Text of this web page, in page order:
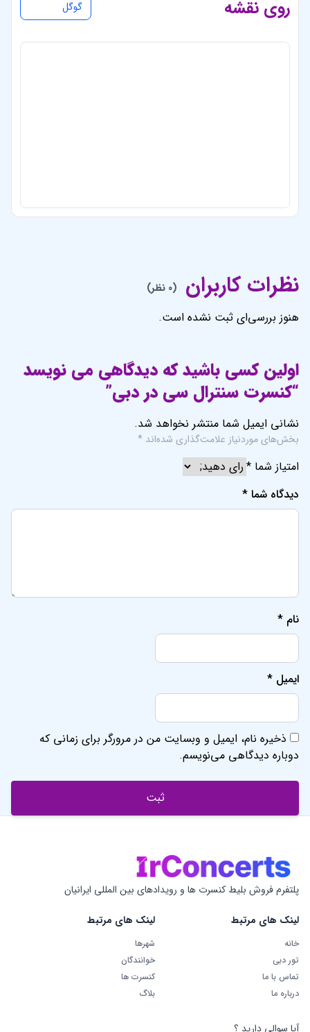
روی نقشه
گوگل
نظرات کاربران (0 نظر)
هنوز بررسی‌ای ثبت نشده است.
اولین کسی باشید که دیدگاهی می نویسد
“کنسرت سنترال سی در دبی”
نشانی ایمیل شما منتشر نخواهد شد.
بخش‌های موردنیاز علامت‌گذاری شده‌اند *
امتیاز شما *
دیدگاه شما *
نام *
ایمیل *
ذخیره نام، ایمیل و وبسایت من در مرورگر برای زمانی که
دوباره دیدگاهی می‌نویسم.
پلتفرم فروش بلیط کنسرت ها و رویدادهای بین المللی ایرانیان
لینک های مرتبط
خانه
تور دبی
تماس با ما
درباره ما
لینک های مرتبط
شهرها
خوانندگان
کنسرت ها
بلاگ
آیا سوالی دارید ؟